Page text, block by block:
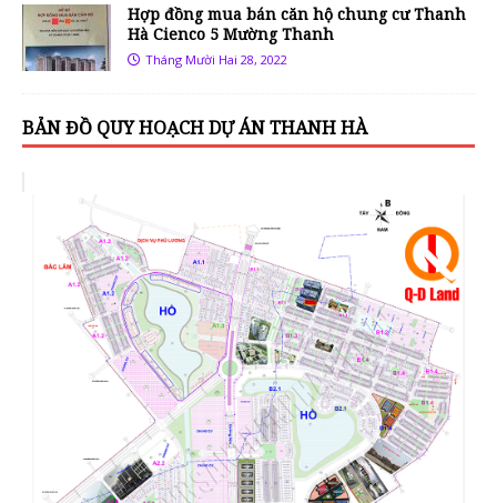
Hợp đồng mua bán căn hộ chung cư Thanh
Hà Cienco 5 Mường Thanh
Tháng Mười Hai 28, 2022
BẢN ĐỒ QUY HOẠCH DỰ ÁN THANH HÀ